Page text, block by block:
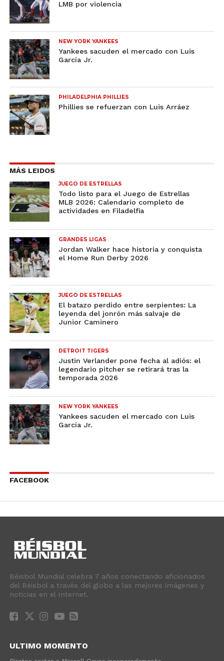
LMB por violencia
NEW YORK YANKEES
Yankees sacuden el mercado con Luis
García Jr.
PHILADELPHIA PHILLIES
Phillies se refuerzan con Luis Arráez
MÁS LEIDOS
JUEGO DE ESTRELLAS
Todo listo para el Juego de Estrellas
MLB 2026: Calendario completo de
actividades en Filadelfia
GRANDES LIGAS
Jordan Walker hace historia y conquista
el Home Run Derby 2026
JUEGO DE ESTRELLAS
El batazo perdido entre serpientes: La
leyenda del jonrón más salvaje de
Junior Caminero
DETROIT TIGERS
Justin Verlander pone fecha al adiós: el
legendario pitcher se retirará tras la
temporada 2026
NEW YORK YANKEES
Yankees sacuden el mercado con Luis
García Jr.
FACEBOOK
Béisbol Mundial celebra 7 años conectando aficionados
del Béisbol a través del globo a las mejores imágenes y
noticias en el Internet.
ULTIMO MOMENTO